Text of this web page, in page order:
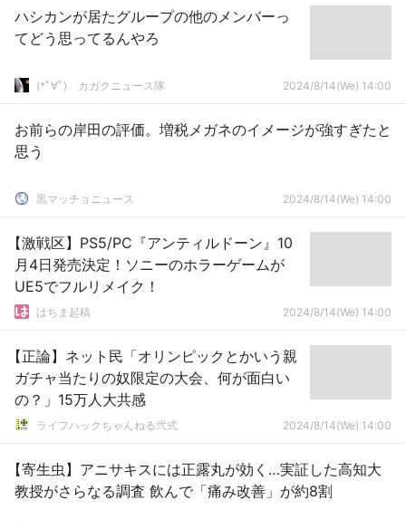
ハシカンが居たグループの他のメンバーっ
てどう思ってるんやろ
(*ﾟ∀ﾟ)ゞカガクニュース隊 2024/8/14(We) 14:00
お前らの岸田の評価。増税メガネのイメージが強すぎたと
思う
黒マッチョニュース 2024/8/14(We) 14:00
【激戦区】PS5/PC『アンティルドーン』10
月4日発売決定！ソニーのホラーゲームが
UE5でフルリメイク！
はちま起稿 2024/8/14(We) 14:00
【正論】ネット民「オリンピックとかいう親
ガチャ当たりの奴限定の大会、何が面白い
の？」15万人大共感
ライフハックちゃんねる弐式 2024/8/14(We) 14:00
【寄生虫】アニサキスには正露丸が効く…実証した高知大
教授がさらなる調査 飲んで「痛み改善」が約8割